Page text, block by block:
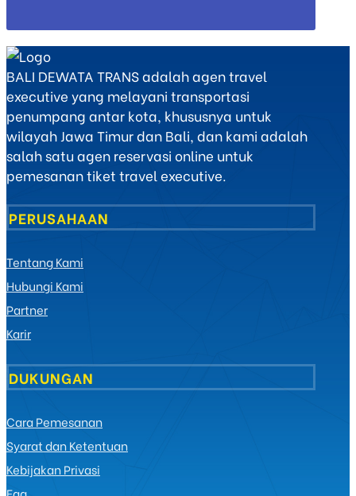
BALI DEWATA TRANS adalah agen travel
executive yang melayani transportasi
penumpang antar kota, khususnya untuk
wilayah Jawa Timur dan Bali, dan kami adalah
salah satu agen reservasi online untuk
pemesanan tiket travel executive.
PERUSAHAAN
Tentang Kami
Hubungi Kami
Partner
Karir
DUKUNGAN
Cara Pemesanan
Syarat dan Ketentuan
Kebijakan Privasi